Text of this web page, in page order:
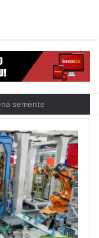
semente